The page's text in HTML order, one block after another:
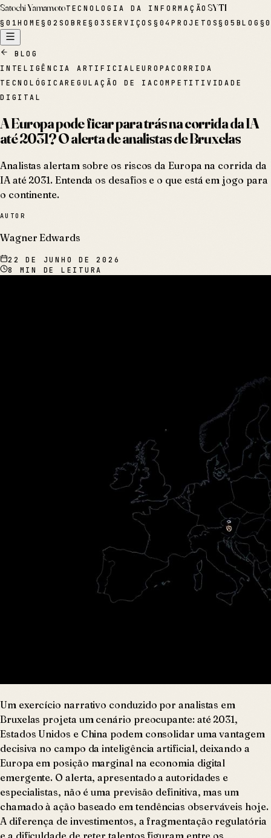
Satochi YamamotoTECNOLOGIA DA INFORMAÇÃOSYTI
§ 01HOME§02 SOBRE§03 SERVIÇOS § 04PROJETOS§05 BLOG §
BLOG
INTELIGÊNCIA ARTIFICIAL EUROPACORRIDA
TECNOLÓGICAREGULAÇÃO DE IA COMPETITIVIDADE
DIGITAL
A Europa pode ficar para trás na corrida da IA
até 2031? O alerta de analistas de Bruxelas
Analistas alertam sobre os riscos da Europa na corrida da
IA até 2031. Entenda os desafios e o que está em jogo para
o continente.
AUTOR
Wagner Edwards
22 DE JUNHO DE 2026
8
MIN DE LEITURA
Um exercício narrativo conduzido por analistas em
Bruxelas projeta um cenário preocupante: até 2031,
Estados Unidos e China podem consolidar uma vantagem
decisiva no campo da inteligência artificial, deixando a
Europa em posição marginal na economia digital
emergente. O alerta, apresentado a autoridades e
especialistas, não é uma previsão definitiva, mas um
chamado à ação baseado em tendências observáveis hoje.
A diferença de investimentos, a fragmentação regulatória
e a dificuldade de reter talentos figuram entre os